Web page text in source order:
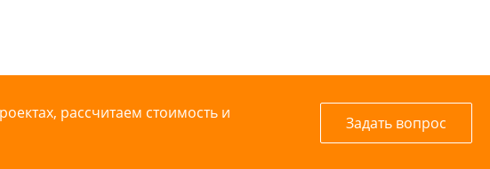
рассчитаем стоимость и
Задать вопрос